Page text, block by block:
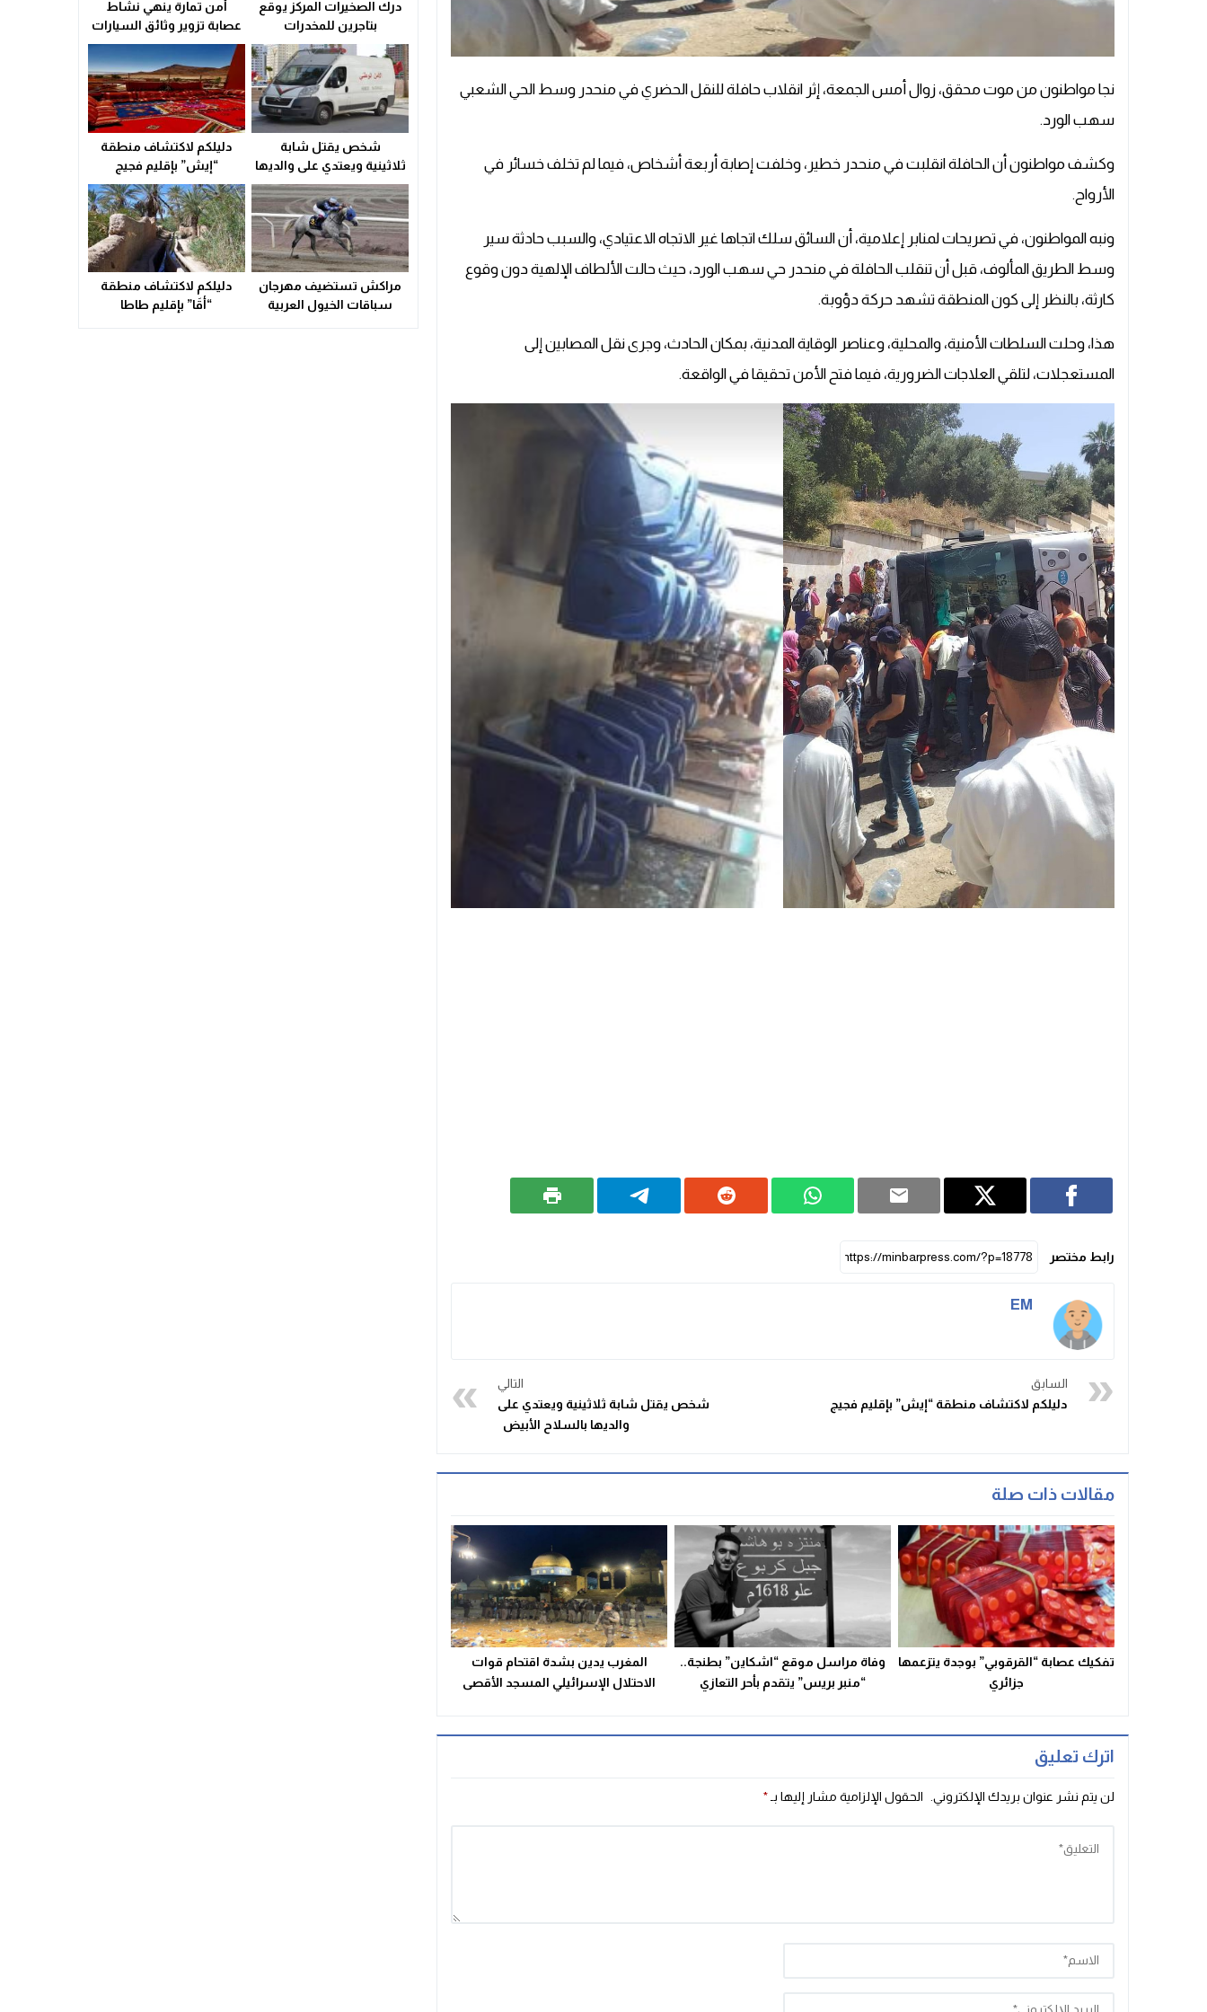
نجا مواطنون من موت محقق، زوال أمس الجمعة، إثر انقلاب حافلة للنقل الحضري في منحدر وسط الحي الشعبي
سهب الورد.
وكشف مواطنون أن الحافلة انقلبت في منحدر خطير، وخلفت إصابة أربعة أشخاص، فيما لم تخلف خسائر في
الأرواح.
ونبه المواطنون، في تصريحات لمنابر إعلامية، أن السائق سلك اتجاها غير الاتجاه الاعتيادي، والسبب حادثة سير
وسط الطريق المألوف، قبل أن تنقلب الحافلة في منحدر حي سهب الورد، حيث حالت الألطاف الإلهية دون وقوع
كارثة، بالنظر إلى كون المنطقة تشهد حركة دؤوبة.
هذا، وحلت السلطات الأمنية، والمحلية، وعناصر الوقاية المدنية، بمكان الحادث، وجرى نقل المصابين إلى
المستعجلات، لتلقي العلاجات الضرورية، فيما فتح الأمن تحقيقا في الواقعة.
رابط مختصر
EM
السابق
دليلكم لاكتشاف منطقة “إيش” بإقليم فجيج
التالي
شخص يقتل شابة ثلاثينية ويعتدي على
والديها بالسلاح الأبيض
مقالات ذات صلة
تفكيك عصابة “القرقوبي” بوجدة يتزعمها
جزائري
وفاة مراسل موقع “اشكاين” بطنجة..
“منبر بريس” يتقدم بأحر التعازي
المغرب يدين بشدة اقتحام قوات
الاحتلال الإسرائيلي المسجد الأقصى
اترك تعليق
لن يتم نشر عنوان بريدك الإلكتروني. الحقول الإلزامية مشار إليها بـ *
21:02 ولاية أمن وجدة تُقرب خدمات بطاقة التعريف الوطنية من سكان
23:31 سوء التدبير و التسيير في القطاع الصحي المحلي يشعل التوتر
درك الصخيرات المركز يوقع
بتاجرين للمخدرات
أمن تمارة ينهي نشاط
عصابة تزوير وثائق السيارات
شخص يقتل شابة
ثلاثينية ويعتدي على والديها
بالسلاح الأبيض
دليلكم لاكتشاف منطقة
“إيش” بإقليم فجيج
مراكش تستضيف مهرجان
سباقات الخيول العربية
دليلكم لاكتشاف منطقة
“أقَا” بإقليم طاطا